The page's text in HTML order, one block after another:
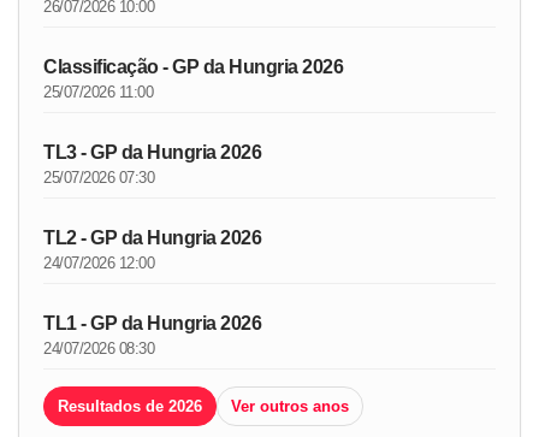
26/07/2026 10:00
Classificação - GP da Hungria 2026
25/07/2026 11:00
TL3 - GP da Hungria 2026
25/07/2026 07:30
TL2 - GP da Hungria 2026
24/07/2026 12:00
TL1 - GP da Hungria 2026
24/07/2026 08:30
Resultados de 2026 Ver outros anos